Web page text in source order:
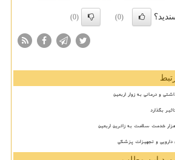
(0)
(0)
بگذارد
و تجهیزات پزشکی